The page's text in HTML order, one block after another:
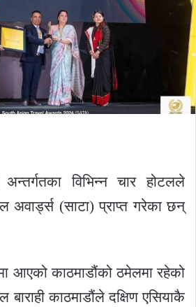
अन्तर्गतका विभिन्न चार होटलले
अवार्ड्स (साटा) प्राप्त गरेका छन्
आएको काठमाडौंको ठमेलमा रहेको
बाराही काठमाडौंले दक्षिण एसियाकै